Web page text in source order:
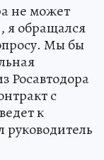
не может
я обращался
Мы бы
Росавтодора
с
к
руководитель